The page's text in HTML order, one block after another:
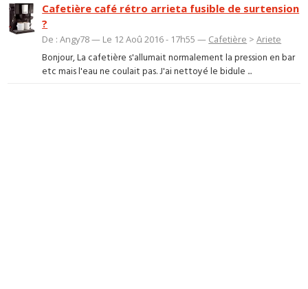
Cafetière café rétro arrieta fusible de surtension
?
De : Angy78 — Le 12 Aoû 2016 - 17h55 — Cafetière >Ariete
Bonjour, La cafetière s'allumait normalement la pression en bar
etc mais l'eau ne coulait pas. J'ai nettoyé le bidule ...